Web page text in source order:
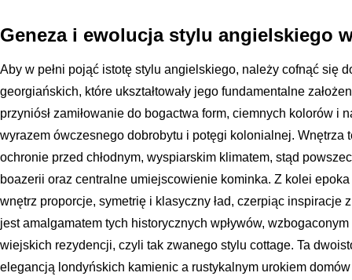
Geneza i ewolucja stylu angielskiego
Aby w pełni pojąć istotę stylu angielskiego, należy cofnąć się
georgiańskich, które ukształtowały jego fundamentalne
przyniósł zamiłowanie do bogactwa form, ciemnych kolorów i
wyrazem ówczesnego dobrobytu i potęgi kolonialnej. Wnętrza
ochronie przed chłodnym, wyspiarskim klimatem, stąd
boazerii oraz centralne umiejscowienie kominka. Z kolei
wnętrz proporcje, symetrię i klasyczny ład, czerpiąc inspiracje
jest amalgamatem tych historycznych wpływów,
wiejskich rezydencji, czyli tak zwanego stylu cottage. Ta
elegancją londyńskich kamienic a rustykalnym urokiem